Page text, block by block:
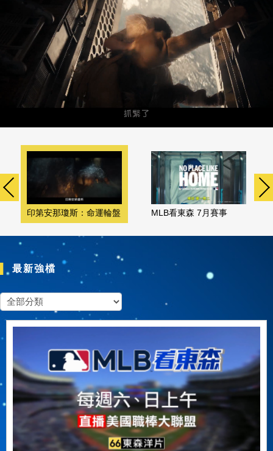
印第安那瓊斯：命運輪盤 MLB看東森 7月賽事
最新強檔